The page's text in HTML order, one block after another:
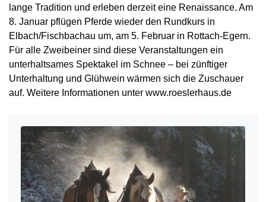
lange Tradition und erleben derzeit eine Renaissance. Am
8. Januar pflügen Pferde wieder den Rundkurs in
Elbach/Fischbachau um, am 5. Februar in Rottach-Egern.
Für alle Zweibeiner sind diese Veranstaltungen ein
unterhaltsames Spektakel im Schnee – bei zünftiger
Unterhaltung und Glühwein wärmen sich die Zuschauer
auf. Weitere Informationen unter www.roeslerhaus.de